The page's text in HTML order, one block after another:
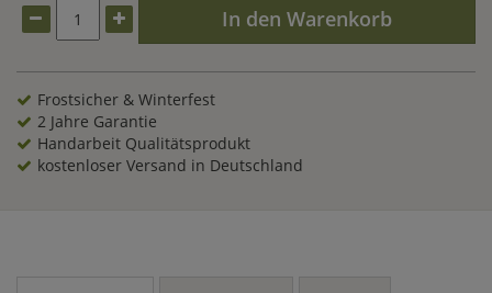
In den Warenkorb
Frostsicher & Winterfest
2 Jahre Garantie
Handarbeit Qualitätsprodukt
kostenloser Versand in Deutschland